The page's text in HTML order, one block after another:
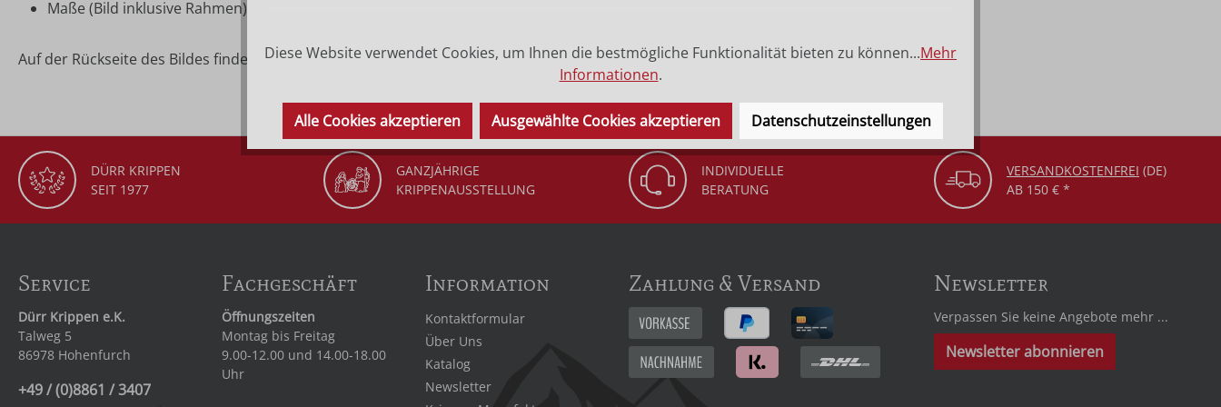
Maße (Bild inklusive Rahmen): ca. 12,7 × 16 cm
Auf der Rückseite des Bildes finden Sie die Beschreibung (Legende) der Heiligen.
DÜRR KRIPPEN
SEIT 1977
GANZJÄHRIGE
KRIPPENAUSSTELLUNG
INDIVIDUELLE
BERATUNG
VERSANDKOSTENFREI (DE)
AB 150 € *
Service
Dürr Krippen e.K.
Talweg 5
86978 Hohenfurch
+49 / (0)8861 / 3407
Fachgeschäft
Öffnungszeiten
Montag bis Freitag
9.00-12.00 und 14.00-18.00
Uhr
Information
Kontaktformular
Über Uns
Katalog
Newsletter
Zahlung & Versand Newsletter
Verpassen Sie keine Angebote mehr ...
Newsletter abonnieren
Diese Website verwendet Cookies, um Ihnen die bestmögliche Funktionalität bieten zu können...Mehr
Informationen.
Alle Cookies akzeptieren Ausgewählte Cookies akzeptieren Datenschutzeinstellungen